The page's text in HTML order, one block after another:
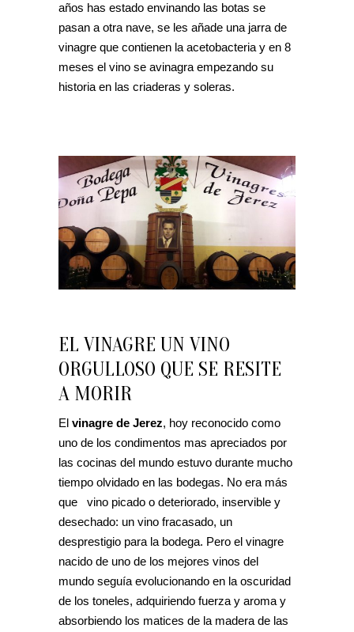
años has estado envinando las botas se
pasan a otra nave, se les añade una jarra de
vinagre que contienen la acetobacteria y en 8
meses el vino se avinagra empezando su
historia en las criaderas y soleras.
EL VINAGRE UN VINO
ORGULLOSO QUE SE RESITE
A MORIR
El vinagre de Jerez, hoy reconocido como
uno de los condimentos mas apreciados por
las cocinas del mundo estuvo durante mucho
tiempo olvidado en las bodegas. No era más
que vino picado o deteriorado, inservible y
desechado: un vino fracasado, un
desprestigio para la bodega. Pero el vinagre
nacido de uno de los mejores vinos del
mundo seguía evolucionando en la oscuridad
de los toneles, adquiriendo fuerza y aroma y
absorbiendo los matices de la madera de las